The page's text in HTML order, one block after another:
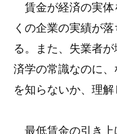
賃金が経済の実体
くの企業の実績が
る。また、失業者
済学の常識なのに
を知らないか、理解
最低賃金の引き上